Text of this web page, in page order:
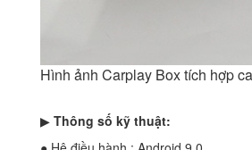
Hình ảnh Carplay Box tích hợp
▶ Thông số kỹ thuật: